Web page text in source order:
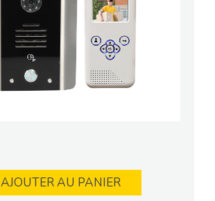
AJOUTER AU PANIER